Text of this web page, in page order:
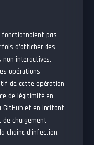
fonctionnaient pas
d’afficher des
non interactives,
opérations
de cette opération
de légitimité en
GitHub et en incitant
chargement
chaîne d’infection.